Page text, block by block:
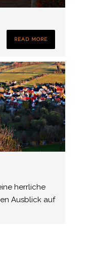
READ MORE
herrliche
Ausblick auf